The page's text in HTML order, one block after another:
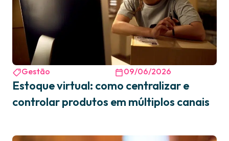
Gestão 09/06/2026
Estoque virtual: como centralizar e
controlar produtos em múltiplos canais